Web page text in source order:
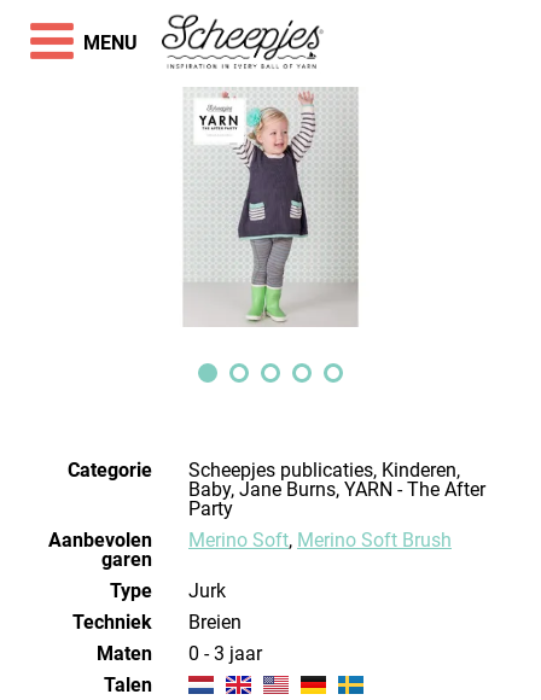
Categorie
Scheepjes publicaties, Kinderen,
Baby, Jane Burns, YARN - The After
Party
Aanbevolen
garen
Merino Soft, Merino Soft Brush
Type
Jurk
Techniek
breien
Maten
0 - 3 jaar
Talen
MENU